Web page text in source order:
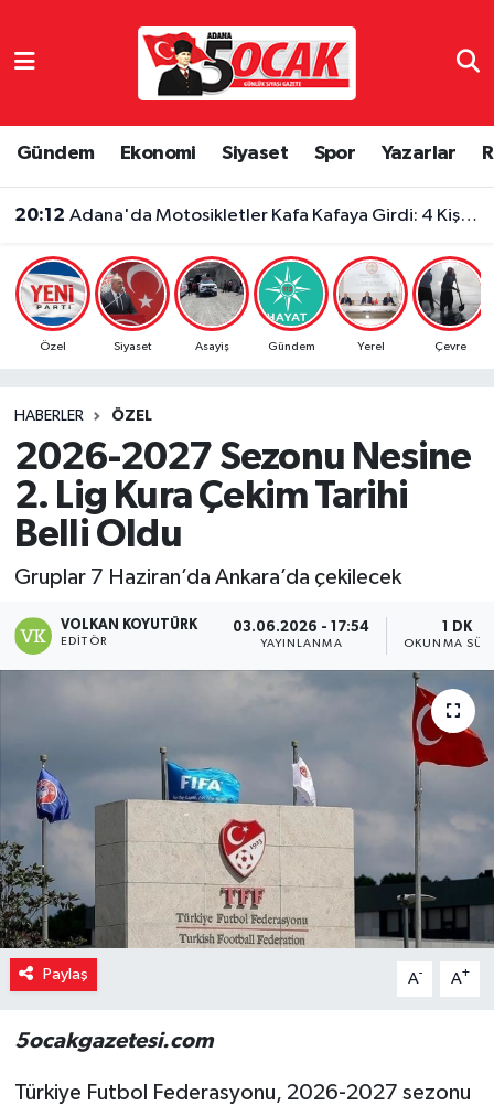
Gündem Ekonomi Siyaset Spor Yazarlar
20:12 Adana'da Motosikletler Kafa Kafaya Girdi: 4 Kişi Yaralandı
Özel Siyaset Asayiş Gündem Yerel Çevre
HABERLER ÖZEL
2026-2027 Sezonu Nesine
2. Lig Kura Çekim Tarihi
Belli Oldu
Gruplar 7 Haziran’da Ankara’da çekilecek
VOLKAN KOYUTÜRK
EDITÖR
03.06.2026 - 17:54
YAYINLANMA
1 DK
OKUNMA
Paylaş A- A+
5ocakgazetesi.com
Türkiye Futbol Federasyonu, 2026-2027 sezonu
Dünya
Eğitim
Gündem
Haber Reklam
Magazin
Özel
Resmi İlanlar
Spor
Yerel Yönetimler
Yurttan
Adana Nöbetçi Eczaneler
Adana Trafik Yoğunluk Haritası
Süper Lig Puan Durumu ve Fikstür
Son Dakika Haberleri
Haber Arşivi